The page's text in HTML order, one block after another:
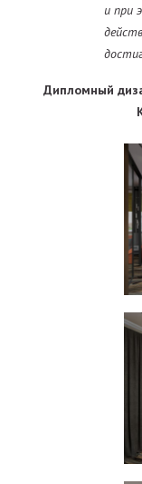
и при
Дипломный